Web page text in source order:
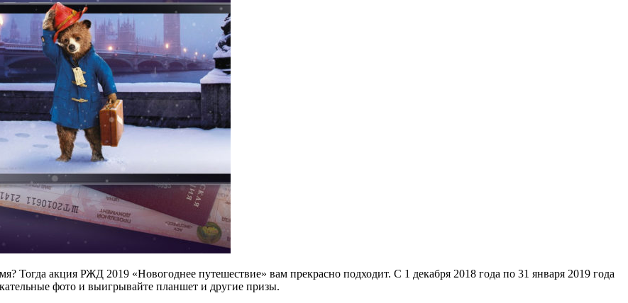
Тогда акция РЖД 2019 «Новогоднее путешествие» вам прекрасно подходит. С 1 декабря 2018 года по 31 января 2019 года
фото и выигрывайте планшет и другие призы.